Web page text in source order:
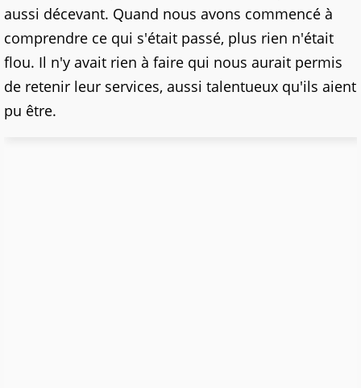
aussi décevant. Quand nous avons commencé à
comprendre ce qui s'était passé, plus rien n'était
flou. Il n'y avait rien à faire qui nous aurait permis
de retenir leur services, aussi talentueux qu'ils aient
pu être.